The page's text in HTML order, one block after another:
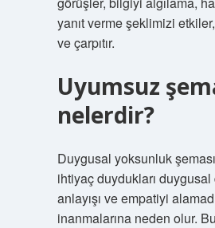
yanıt verme şeklimizi
ve çarpıtır.
Uyumsuz
nelerdir?
Duygusal yoksunluk
ihtiyaç duydukları
anlayışı ve empatiyi
inanmalarına neden olur.